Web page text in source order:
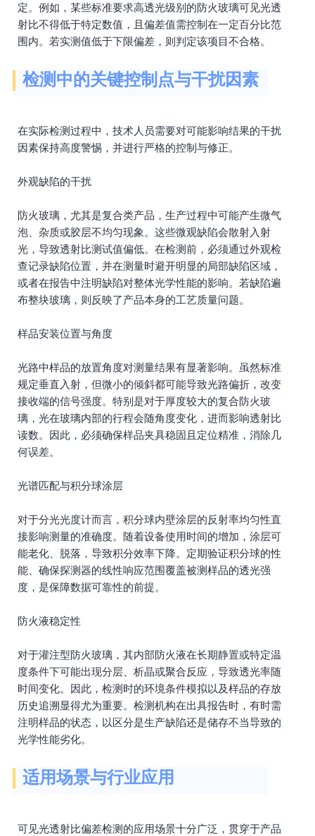
定。例如，某些标准要求高透光级别的防火玻璃可见光透
射比不得低于特定数值，且偏差值需控制在一定百分比范
围内。若实测值低于下限偏差，则判定该项目不合格。
检测中的关键控制点与干扰因素
在实际检测过程中，技术人员需要对可能影响结果的干扰
因素保持高度警惕，并进行严格的控制与修正。
外观缺陷的干扰
防火玻璃，尤其是复合类产品，生产过程中可能产生微气
泡、杂质或胶层不均匀现象。这些微观缺陷会散射入射
光，导致透射比测试值偏低。在检测前，必须通过外观检
查记录缺陷位置，并在测量时避开明显的局部缺陷区域，
或者在报告中注明缺陷对整体光学性能的影响。若缺陷遍
布整块玻璃，则反映了产品本身的工艺质量问题。
样品安装位置与角度
光路中样品的放置角度对测量结果有显著影响。虽然标准
规定垂直入射，但微小的倾斜都可能导致光路偏折，改变
接收端的信号强度。特别是对于厚度较大的复合防火玻
璃，光在玻璃内部的行程会随角度变化，进而影响透射比
读数。因此，必须确保样品夹具稳固且定位精准，消除几
何误差。
光谱匹配与积分球涂层
对于分光光度计而言，积分球内壁涂层的反射率均匀性直
接影响测量的准确度。随着设备使用时间的增加，涂层可
能老化、脱落，导致积分效率下降。定期验证积分球的性
能、确保探测器的线性响应范围覆盖被测样品的透光强
度，是保障数据可靠性的前提。
防火液稳定性
对于灌注型防火玻璃，其内部防火液在长期静置或特定温
度条件下可能出现分层、析晶或聚合反应，导致透光率随
时间变化。因此，检测时的环境条件模拟以及样品的存放
历史追溯显得尤为重要。检测机构在出具报告时，有时需
注明样品的状态，以区分是生产缺陷还是储存不当导致的
光学性能劣化。
适用场景与行业应用
可见光透射比偏差检测的应用场景十分广泛，贯穿于产品